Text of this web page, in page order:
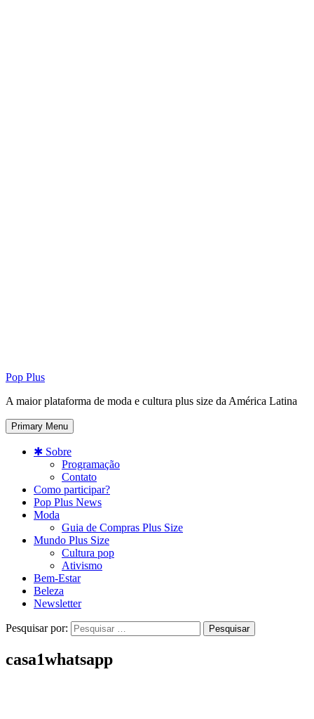
Pop Plus
A maior plataforma de moda e cultura plus size da América Latina
Primary Menu
✱ Sobre
Programação
Contato
Como participar?
Pop Plus News
Moda
Guia de Compras Plus Size
Mundo Plus Size
Cultura pop
Ativismo
Bem-Estar
Beleza
Newsletter
Pesquisar por:
casa1whatsapp